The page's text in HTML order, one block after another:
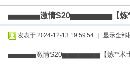
›
▅▅▅▅激情S20▅▅▅▅▅▅▅【炼
发表于 2024-12-13 19:59:54 显示全部
▅▅▅▅激情S20▅▅▅▅▅▅▅【炼**术